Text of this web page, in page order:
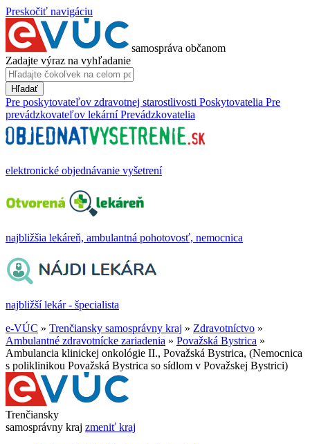
Preskočiť navigáciu
samospráva občanom
Zadajte výraz na vyhľadanie
Hľadať
Pre poskytovateľov zdravotnej starostlivosti Poskytovatelia Pre
prevádzkovateľov lekární Prevádzkovatelia
elektronické objednávanie vyšetrení
najbližšia lekáreň, ambulantná pohotovosť, nemocnica
najbližší lekár - špecialista
e-VÚC » Trenčiansky samosprávny kraj » Zdravotníctvo »
Ambulantné zdravotnícke zariadenia » Považská Bystrica »
Ambulancia klinickej onkológie II., Považská Bystrica, (Nemocnica
s poliklinikou Považská Bystrica so sídlom v Považskej Bystrici)
Trenčiansky
samosprávny kraj zmeniť kraj